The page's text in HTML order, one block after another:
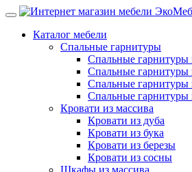
Каталог мебели
Спальные гарнитуры
Спальные гарнитуры
Спальные гарнитуры
Спальные гарнитуры
Спальные гарнитуры
Кровати из массива
Кровати из дуба
Кровати из бука
Кровати из березы
Кровати из сосны
Шкафы из массива